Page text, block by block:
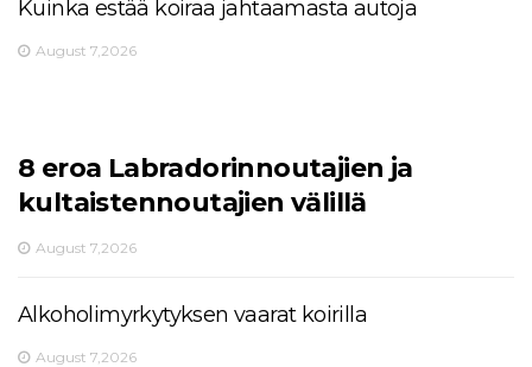
Kuinka estää koiraa jahtaamasta autoja
August 7,2026
8 eroa Labradorinnoutajien ja
kultaistennoutajien välillä
August 7,2026
Alkoholimyrkytyksen vaarat koirilla
August 7,2026